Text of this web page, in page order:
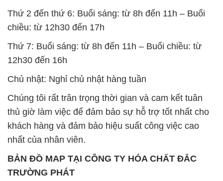
Thứ 2 đến thứ 6: Buổi sáng: từ 8h đến 11h – Buổi
chiều: từ 12h30 đến 17h
Thứ 7: Buổi sáng: từ 8h đến 11h – Buổi chiều: từ
12h30 đến 16h
Chủ nhật: Nghỉ chủ nhật hàng tuần
Chúng tôi rất trân trọng thời gian và cam kết tuân
thủ giờ làm việc để đảm bảo sự hỗ trợ tốt nhất cho
khách hàng và đảm bảo hiệu suất công việc cao
nhất của nhân viên.
BẢN ĐỒ MAP TẠI CÔNG TY HÓA CHẤT ĐẮC
TRƯỜNG PHÁT